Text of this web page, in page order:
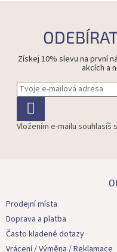
Získej 10% slevu na první
akcích a
Vložením e-mailu souhlasíš s
Prodejní místa
Doprava a platba
Často kladené dotazy
Vrácení / Výměna / Reklamace